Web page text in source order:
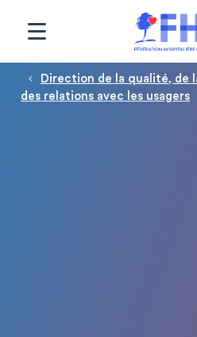
Fil d'Ariane
Direction de la qualité, de
des relations avec les usagers
Panneau de gestion des